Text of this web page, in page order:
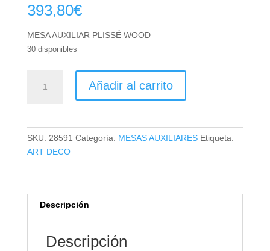
393,80€
MESA AUXILIAR PLISSÉ WOOD
30 disponibles
AUXILIAR
Añadir al carrito
SKU: 28591 Categoría: MESAS AUXILIARES Etiqueta:
ART DECO
Descripción
Descripción